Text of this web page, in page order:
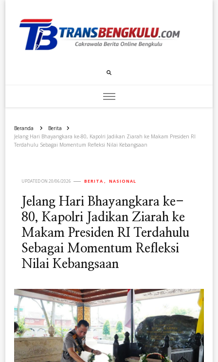
Transbengkulu.com
Beranda
Berita
Jelang Hari Bhayangkara ke-80, Kapolri Jadikan Ziarah ke Makam Presiden RI
Terdahulu Sebagai Momentum Refleksi Nilai Kebangsaan
UPDATED ON 20/06/2026 BERITA NASIONAL
Jelang Hari Bhayangkara ke-
80, Kapolri Jadikan Ziarah ke
Makam Presiden RI Terdahulu
Sebagai Momentum Refleksi
Nilai Kebangsaan